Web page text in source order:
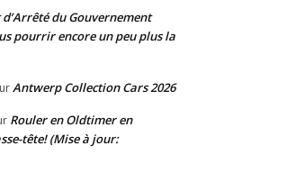
du Gouvernement
pourrir encore un peu plus la
Antwerp Collection Cars 2026
Rouler en Oldtimer en
tête! (Mise à jour: